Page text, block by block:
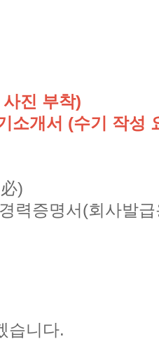
진 부착)
소개서 (수기 작성
)
력증명서(회사발
습니다.